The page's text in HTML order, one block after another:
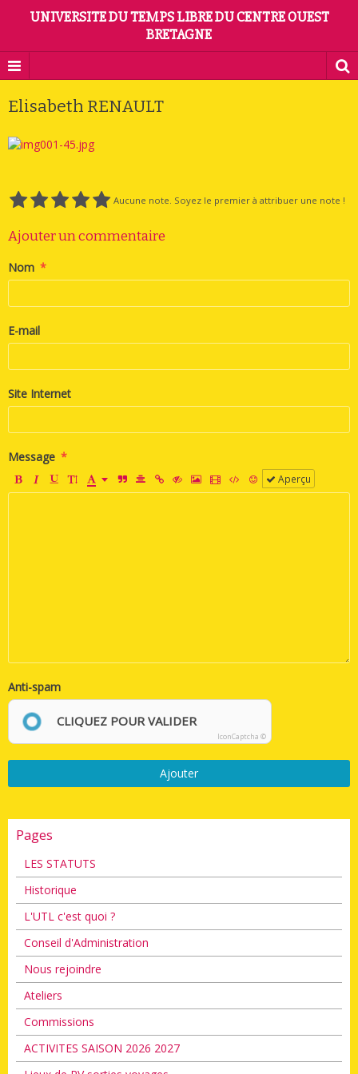
UNIVERSITE DU TEMPS LIBRE DU CENTRE OUEST
BRETAGNE
Elisabeth RENAULT
Aucune note. Soyez le premier à attribuer une note !
Ajouter un commentaire
Nom
E-mail
Site Internet
Message
Aperçu
Anti-spam
CLIQUEZ POUR VALIDER
IconCaptcha ©
Ajouter
Pages
LES STATUTS
Historique
L'UTL c'est quoi ?
Conseil d'Administration
Nous rejoindre
Ateliers
Commissions
ACTIVITES SAISON 2026 2027